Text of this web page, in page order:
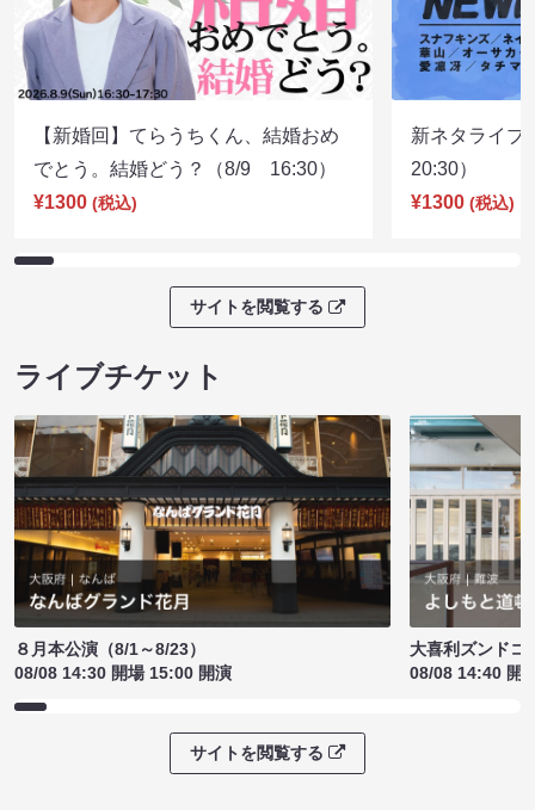
【新婚回】てらうちくん、結婚おめ
でとう。結婚どう？（8/9 16:30）
¥1300 (税込)
新ネタライ
20:30）
¥1300 (税込)
サイトを閲覧する
ライブチケット
８月本公演（8/1～8/23）
08/08 14:30 開場 15:00 開演
大喜利ズンドコ
08/08 14:40 開
サイトを閲覧する